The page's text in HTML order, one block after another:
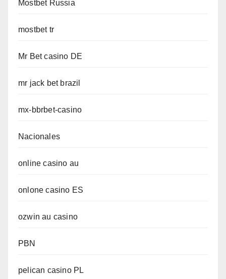
Mostbet Russia
mostbet tr
Mr Bet casino DE
mr jack bet brazil
mx-bbrbet-casino
Nacionales
online casino au
onlone casino ES
ozwin au casino
PBN
pelican casino PL